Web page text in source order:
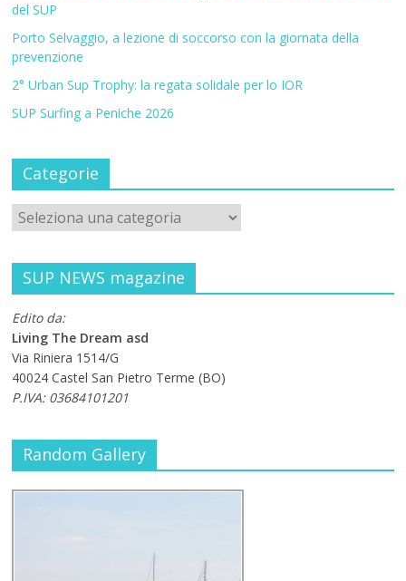
del SUP
Porto Selvaggio, a lezione di soccorso con la giornata della
prevenzione
2° Urban Sup Trophy: la regata solidale per lo IOR
SUP Surfing a Peniche 2026
Categorie
SUP NEWS magazine
Edito da:
Living The Dream asd
Via Riniera 1514/G
40024 Castel San Pietro Terme (BO)
P.IVA: 03684101201
Random Gallery